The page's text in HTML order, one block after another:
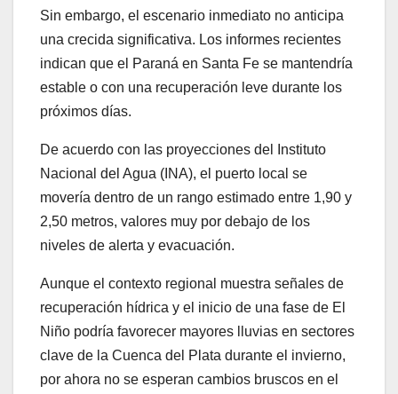
Sin embargo, el escenario inmediato no anticipa
una crecida significativa. Los informes recientes
indican que el Paraná en Santa Fe se mantendría
estable o con una recuperación leve durante los
próximos días.
De acuerdo con las proyecciones del Instituto
Nacional del Agua (INA), el puerto local se
movería dentro de un rango estimado entre 1,90 y
2,50 metros, valores muy por debajo de los
niveles de alerta y evacuación.
Aunque el contexto regional muestra señales de
recuperación hídrica y el inicio de una fase de El
Niño podría favorecer mayores lluvias en sectores
clave de la Cuenca del Plata durante el invierno,
por ahora no se esperan cambios bruscos en el